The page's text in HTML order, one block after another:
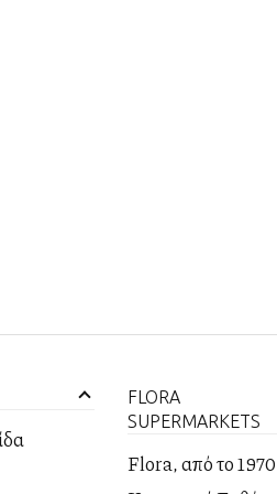
FLORA
SUPERMARKETS
Flora, από το 1970